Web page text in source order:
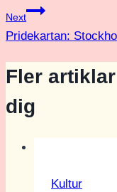
Next
Pridekartan:
Fler
dig
Kultur